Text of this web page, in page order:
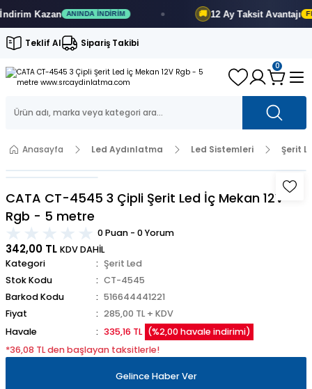
ANINDA İNDIRIM 12 Ay Taksit Avantajı FIRSATI KAÇIRMA
Teklif Al Sipariş Takibi
0
Anasayfa Led Aydınlatma Led Sistemleri Şerit
CATA CT-4545 3 Çipli Şerit Led İç Mekan 12V
Rgb - 5 metre
0 Puan - 0 Yorum
342,00 TL KDV DAHİL
Kategori
Şerit Led
Stok Kodu
CT-4545
Barkod Kodu
516644441221
Fiyat
285,00 TL + KDV
Havale
335,16 TL (%2,00 havale indirimi)
*36,08 TL den başlayan taksitlerle!
Gelince Haber Ver